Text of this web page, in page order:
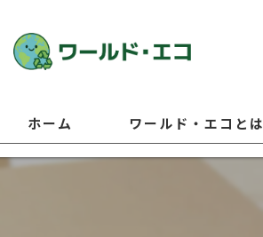
ホーム ワールド・エコとは